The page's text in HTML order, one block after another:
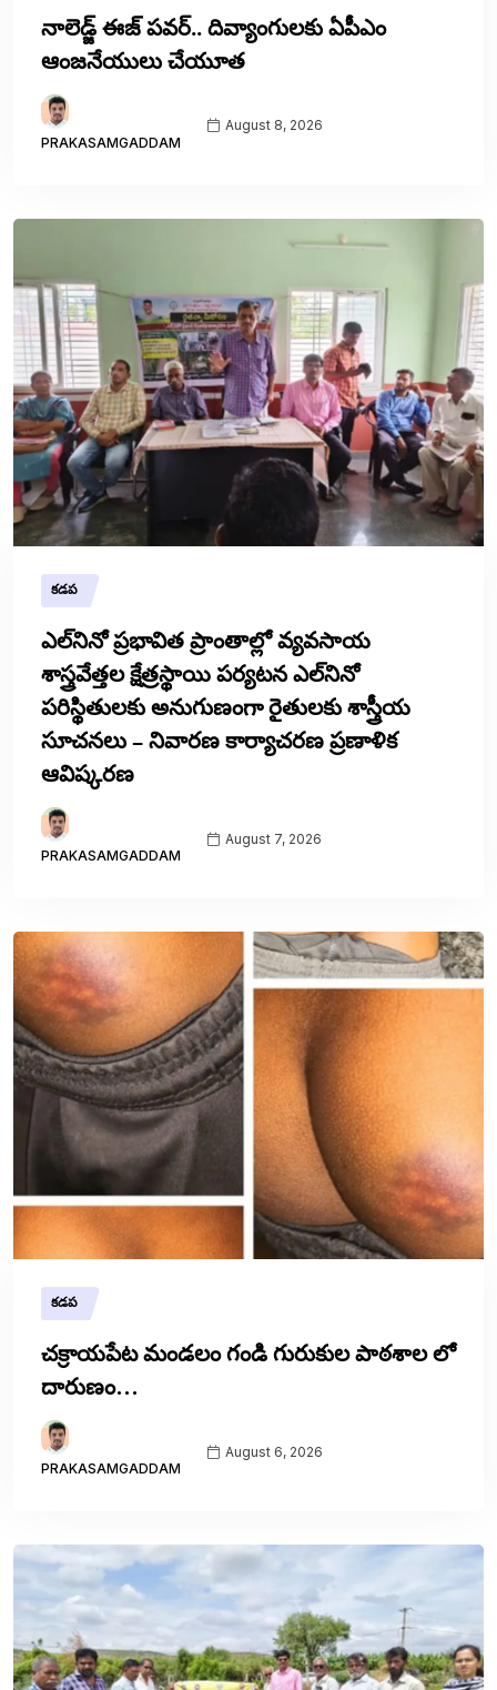
నాలెడ్జ్ ఈజ్ పవర్.. దివ్యాంగులకు ఏపీఎం
ఆంజనేయులు చేయూత
PRAKASAMGADDAM
August 8, 2026
కడప
ఎల్‌నినో ప్రభావిత ప్రాంతాల్లో వ్యవసాయ
శాస్త్రవేత్తల క్షేత్రస్థాయి పర్యటన ఎల్‌నినో
పరిస్థితులకు అనుగుణంగా రైతులకు శాస్త్రీయ
సూచనలు – నివారణ కార్యాచరణ ప్రణాళిక
ఆవిష్కరణ
PRAKASAMGADDAM
August 7, 2026
కడప
చక్రాయపేట మండలం గండి గురుకుల పాఠశాల లో
దారుణం…
PRAKASAMGADDAM
August 6, 2026